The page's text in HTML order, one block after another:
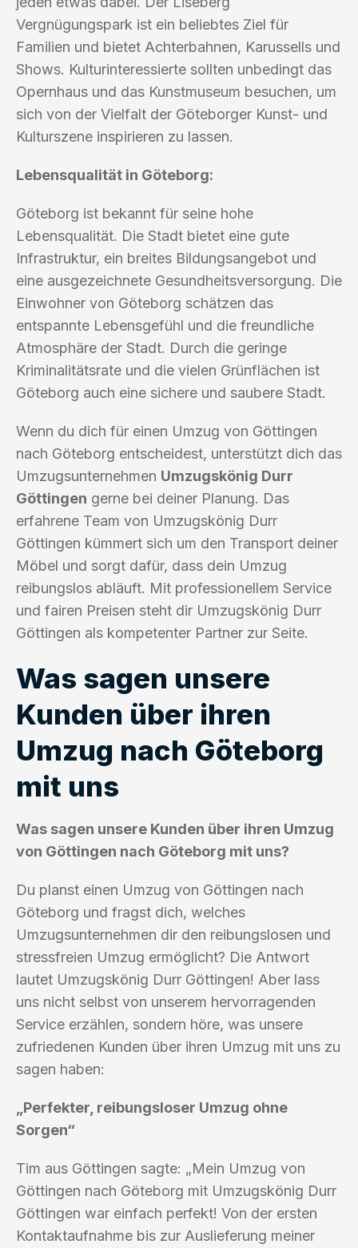
Vergnügungspark ist ein beliebtes Ziel für
Familien und bietet Achterbahnen, Karussells und
Shows. Kulturinteressierte sollten unbedingt das
Opernhaus und das Kunstmuseum besuchen, um
sich von der Vielfalt der Göteborger Kunst- und
Kulturszene inspirieren zu lassen.
Lebensqualität in Göteborg:
Göteborg ist bekannt für seine hohe
Lebensqualität. Die Stadt bietet eine gute
Infrastruktur, ein breites Bildungsangebot und
eine ausgezeichnete Gesundheitsversorgung. Die
Einwohner von Göteborg schätzen das
entspannte Lebensgefühl und die freundliche
Atmosphäre der Stadt. Durch die geringe
Kriminalitätsrate und die vielen Grünflächen ist
Göteborg auch eine sichere und saubere Stadt.
Wenn du dich für einen Umzug von Göttingen
nach Göteborg entscheidest, unterstützt dich das
Umzugsunternehmen Umzugskönig Durr
Göttingen gerne bei deiner Planung. Das
erfahrene Team von Umzugskönig Durr
Göttingen kümmert sich um den Transport deiner
Möbel und sorgt dafür, dass dein Umzug
reibungslos abläuft. Mit professionellem Service
und fairen Preisen steht dir Umzugskönig Durr
Göttingen als kompetenter Partner zur Seite.
Was sagen unsere
Kunden über ihren
Umzug nach Göteborg
mit uns
Was sagen unsere Kunden über ihren Umzug
von Göttingen nach Göteborg mit uns?
Du planst einen Umzug von Göttingen nach
Göteborg und fragst dich, welches
Umzugsunternehmen dir den reibungslosen und
stressfreien Umzug ermöglicht? Die Antwort
lautet Umzugskönig Durr Göttingen! Aber lass
uns nicht selbst von unserem hervorragenden
Service erzählen, sondern höre, was unsere
zufriedenen Kunden über ihren Umzug mit uns zu
sagen haben:
„Perfekter, reibungsloser Umzug ohne
Sorgen“
Tim aus Göttingen sagte: „Mein Umzug von
Göttingen nach Göteborg mit Umzugskönig Durr
Göttingen war einfach perfekt! Von der ersten
Kontaktaufnahme bis zur Auslieferung meiner